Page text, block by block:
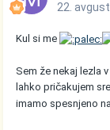
22.
Kul si me
Sem že nekaj lezla
lahko pričakujem
imamo spesnjeno